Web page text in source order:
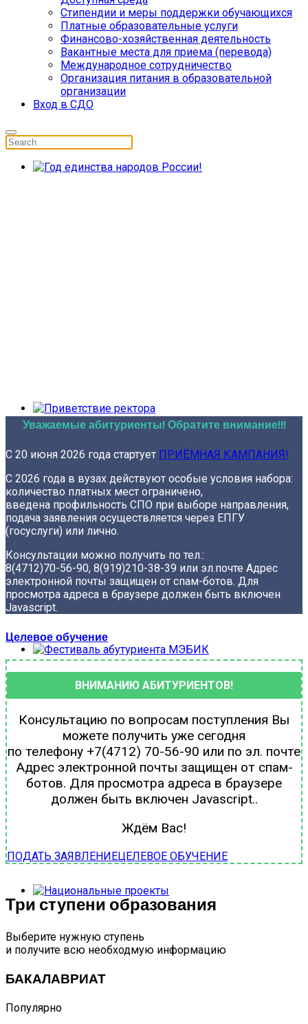
Cтипендии и меры поддержки обучающихся
Платные образовательные услуги
Финансово-хозяйственная деятельность
Вакантные места для приема (перевода)
Международное сотрудничество
Организация питания в образовательной
организации
Вход в СДО
Уважаемые абитуриенты! Обратите внимание!!!
С 20 июня 2026 года стартует ПРИЁМНАЯ КАМПАНИЯ!
С 2026 года в вузах действуют особые условия набора:
количество платных мест ограничено,
введена профильность СПО при выборе направления,
подача заявления осуществляется через ЕПГУ
(госуслуги) или лично.
Консультации можно получить по тел.:
8(4712)70-56-90, 8(919)210-38-39 или эл.почте Адрес
электронной почты защищен от спам-ботов. Для
просмотра адреса в браузере должен быть включен
Javascript.
Целевое обучение
ВНИМАНИЮ АБИТУРИЕНТОВ!
Консультацию по вопросам поступления Вы
можете получить уже сегодня
по телефону +7(4712) 70-56-90 или по эл. почте
Адрес электронной почты защищен от спам-
ботов. Для просмотра адреса в браузере
должен быть включен Javascript..
Ждём Вас!
ПОДАТЬ ЗАЯВЛЕНИЕЦЕЛЕВОЕ ОБУЧЕНИЕ
Три ступени образования
Выберите нужную ступень
и получите всю необходмую информацию
БАКАЛАВРИАТ
Популярно